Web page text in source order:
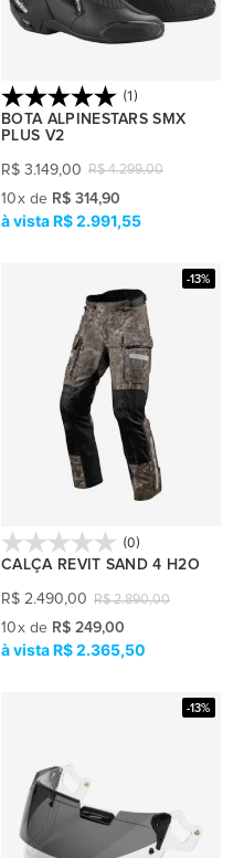
(1)
BOTA ALPINESTARS SMX
PLUS V2
R$ 4.299,00
R$ 3.149,00
10x de R$ 314,90
R$ 2.991,55
-13%
(0)
CALÇA REVIT SAND 4 H2O
R$ 2.890,00
R$ 2.490,00
10x de R$ 249,00
R$ 2.365,50
-13%